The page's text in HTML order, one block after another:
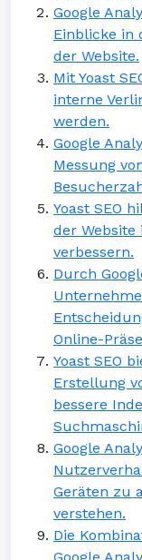
Google
Einblicke in
der Website.
Mit Yoast
interne
werden.
Google
Messung
Yoast SEO
der Website
verbessern.
Durch
Online-
Yoast SEO
Erstellung
bessere
Google
Geräten zu
verstehen.
Die